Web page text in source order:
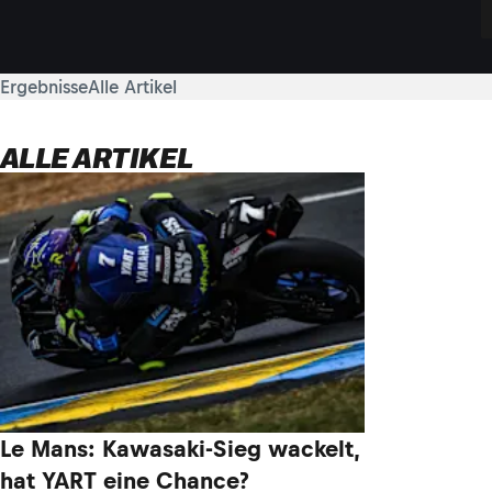
ErgebnisseAlle Artikel
ALLE ARTIKEL
Le Mans: Kawasaki-Sieg wackelt,
hat YART eine Chance?